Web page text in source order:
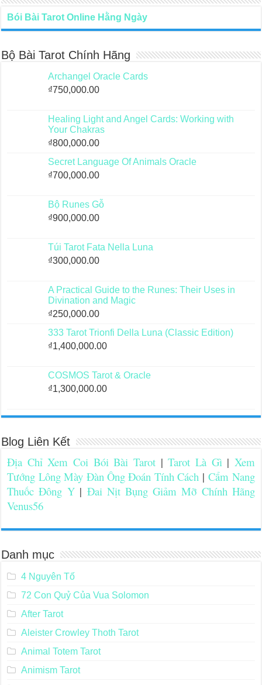
Bói Bài Tarot Online Hằng Ngày
Bộ Bài Tarot Chính Hãng
Archangel Oracle Cards
₫750,000.00
Healing Light and Angel Cards: Working with
Your Chakras
₫800,000.00
Secret Language Of Animals Oracle
₫700,000.00
Bộ Runes Gỗ
₫900,000.00
Túi Tarot Fata Nella Luna
₫300,000.00
A Practical Guide to the Runes: Their Uses in
Divination and Magic
₫250,000.00
333 Tarot Trionfi Della Luna (Classic Edition)
₫1,400,000.00
COSMOS Tarot & Oracle
₫1,300,000.00
Blog Liên Kết
Địa Chỉ Xem Coi Bói Bài Tarot |Tarot Là Gì| Xem
Tướng Lông Mày Đàn Ông Đoán Tính Cách |Cẩm Nang
Thuốc Đông Y| Đai Nịt Bụng Giảm Mỡ Chính Hãng
Venus56
Danh mục
4 Nguyên Tố
72 Con Quỷ Của Vua Solomon
After Tarot
Aleister Crowley Thoth Tarot
Animal Totem Tarot
Animism Tarot